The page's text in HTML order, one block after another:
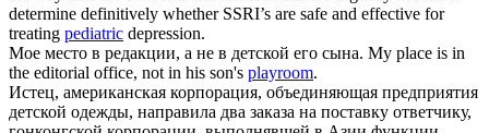
determine definitively whether SSRI’s are safe and effective for
treating pediatric depression.
Мое место в редакции, а не в детской его сына. My place is in
the editorial office, not in his son's playroom.
Истец, американская корпорация, объединяющая предприятия
детской одежды, направила два заказа на поставку ответчику,